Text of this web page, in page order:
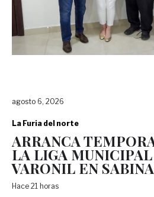
agosto 6, 2026
La Furia del norte
ARRANCA
LA LIGA
VARONIL EN
Hace 21 horas